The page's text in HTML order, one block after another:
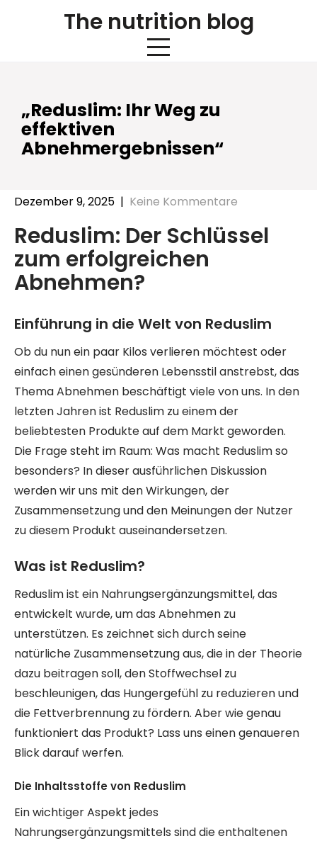
The nutrition blog
„Reduslim: Ihr Weg zu
effektiven
Abnehmergebnissen“
Dezember 9, 2025 | Keine Kommentare
Reduslim: Der Schlüssel
zum erfolgreichen
Abnehmen?
Einführung in die Welt von Reduslim
Ob du nun ein paar Kilos verlieren möchtest oder
einfach einen gesünderen Lebensstil anstrebst, das
Thema Abnehmen beschäftigt viele von uns. In den
letzten Jahren ist Reduslim zu einem der
beliebtesten Produkte auf dem Markt geworden.
Die Frage steht im Raum: Was macht Reduslim so
besonders? In dieser ausführlichen Diskussion
werden wir uns mit den Wirkungen, der
Zusammensetzung und den Meinungen der Nutzer
zu diesem Produkt auseinandersetzen.
Was ist Reduslim?
Reduslim ist ein Nahrungsergänzungsmittel, das
entwickelt wurde, um das Abnehmen zu
unterstützen. Es zeichnet sich durch seine
natürliche Zusammensetzung aus, die in der Theorie
dazu beitragen soll, den Stoffwechsel zu
beschleunigen, das Hungergefühl zu reduzieren und
die Fettverbrennung zu fördern. Aber wie genau
funktioniert das Produkt? Lass uns einen genaueren
Blick darauf werfen.
Die Inhaltsstoffe von Reduslim
Ein wichtiger Aspekt jedes
Nahrungsergänzungsmittels sind die enthaltenen